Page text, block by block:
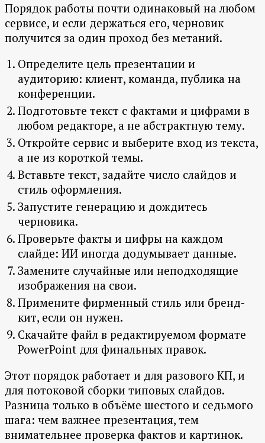
Порядок работы почти одинаковый на любом
сервисе, и если держаться его, черновик
получится за один проход без метаний.
Определите цель презентации и
аудиторию: клиент, команда, публика на
конференции.
Подготовьте текст с фактами и цифрами в
любом редакторе, а не абстрактную тему.
Откройте сервис и выберите вход из текста,
а не из короткой темы.
Вставьте текст, задайте число слайдов и
стиль оформления.
Запустите генерацию и дождитесь
черновика.
Проверьте факты и цифры на каждом
слайде: ИИ иногда додумывает данные.
Замените случайные или неподходящие
изображения на свои.
Примените фирменный стиль или бренд-
кит, если он нужен.
Скачайте файл в редактируемом формате
PowerPoint для финальных правок.
Этот порядок работает и для разового КП, и
для потоковой сборки типовых слайдов.
Разница только в объёме шестого и седьмого
шага: чем важнее презентация, тем
внимательнее проверка фактов и картинок.